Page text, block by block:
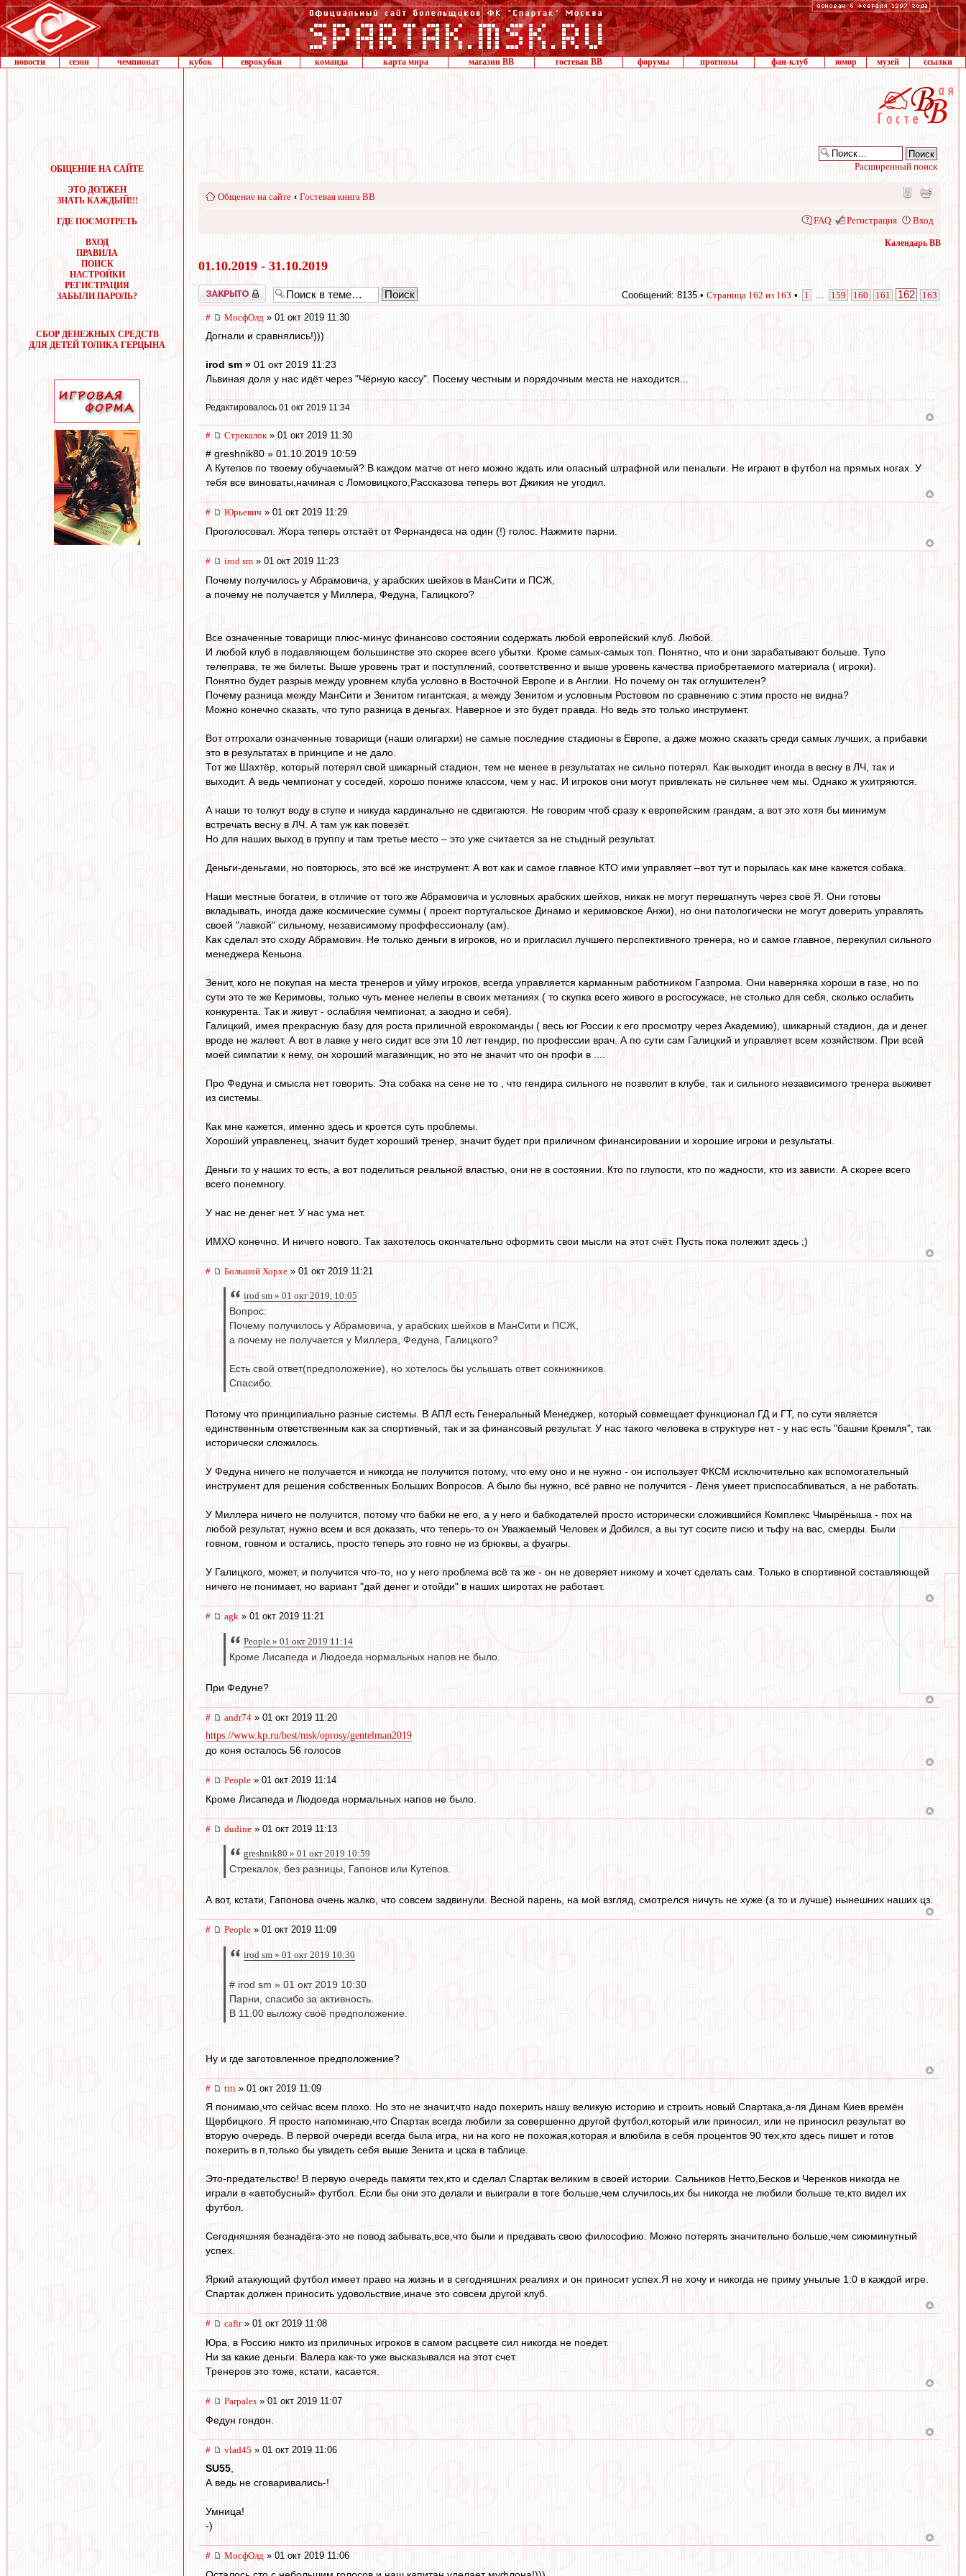
новости сезон чемпионат кубок еврокубки команда карта мира магазин ВВ гостевая ВВ форумы прогнозы фан-клуб юмор музей ссылки
ОБЩЕНИЕ НА САЙТЕ
ЭТО ДОЛЖЕН
ЗНАТЬ КАЖДЫЙ!!!
ГДЕ ПОСМОТРЕТЬ
ВХОД
ПРАВИЛА
ПОИСК
НАСТРОЙКИ
РЕГИСТРАЦИЯ
ЗАБЫЛИ ПАРОЛЬ?
СБОР ДЕНЕЖНЫХ СРЕДСТВ
ДЛЯ ДЕТЕЙ ТОЛИКА ГЕРЦЫНА
Расширенный поиск
Общение на сайте ‹ Гостевая книга ВВ
FAQ Регистрация Вход
Календарь ВВ
01.10.2019 - 31.10.2019
Закрыто Сообщений: 8135 • Страница 162 из 163 • 1 159 160 161 162 163
# МосфОлд » 01 окт 2019 11:30
Догнали и сравнялись!)))
irod sm » 01 окт 2019 11:23
Львиная доля у нас идёт через "Чёрную кассу". Посему честным и порядочным места не находится...
Редактировалось 01 окт 2019 11:34
# Стрекалок » 01 окт 2019 11:30
# greshnik80 » 01.10.2019 10:59
А Кутепов по твоему обучаемый? В каждом матче от него можно ждать или опасный штрафной или пенальти. Не играют в футбол на прямых ногах. У
тебя все виноваты,начиная с Ломовицкого,Рассказова теперь вот Джикия не угодил.
# Юрьевич » 01 окт 2019 11:29
Проголосовал. Жора теперь отстаёт от Фернандеса на один (!) голос. Нажмите парни.
# irod sm » 01 окт 2019 11:23
Почему получилось у Абрамовича, у арабских шейхов в МанСити и ПСЖ,
а почему не получается у Миллера, Федуна, Галицкого?
Все означенные товарищи плюс-минус финансово состоянии содержать любой европейский клуб. Любой.
И любой клуб в подавляющем большинстве это скорее всего убытки. Кроме самых-самых топ. Понятно, что и они зарабатывают больше. Тупо
телеправа, те же билеты. Выше уровень трат и поступлений, соответственно и выше уровень качества приобретаемого материала ( игроки).
Понятно будет разрыв между уровнем клуба условно в Восточной Европе и в Англии. Но почему он так оглушителен?
Почему разница между МанСити и Зенитом гигантская, а между Зенитом и условным Ростовом по сравнению с этим просто не видна?
Можно конечно сказать, что тупо разница в деньгах. Наверное и это будет правда. Но ведь это только инструмент.
Вот отгрохали означенные товарищи (наши олигархи) не самые последние стадионы в Европе, а даже можно сказать среди самых лучших, а прибавки
это в результатах в принципе и не дало.
Тот же Шахтёр, который потерял свой шикарный стадион, тем не менее в результатах не сильно потерял. Как выходит иногда в весну в ЛЧ, так и
выходит. А ведь чемпионат у соседей, хорошо пониже классом, чем у нас. И игроков они могут привлекать не сильнее чем мы. Однако ж ухитряются.
А наши то толкут воду в ступе и никуда кардинально не сдвигаются. Не говорим чтоб сразу к европейским грандам, а вот это хотя бы минимум
встречать весну в ЛЧ. А там уж как повезёт.
Но для наших выход в группу и там третье место – это уже считается за не стыдный результат.
Деньги-деньгами, но повторюсь, это всё же инструмент. А вот как и самое главное КТО ими управляет –вот тут и порылась как мне кажется собака.
Наши местные богатеи, в отличие от того же Абрамовича и условных арабских шейхов, никак не могут перешагнуть через своё Я. Они готовы
вкладывать, иногда даже космические суммы ( проект португальское Динамо и керимовское Анжи), но они патологически не могут доверить управлять
своей "лавкой" сильному, независимому проффессионалу (ам).
Как сделал это сходу Абрамович. Не только деньги в игроков, но и пригласил лучшего перспективного тренера, но и самое главное, перекупил сильного
менеджера Кеньона.
Зенит, кого не покупая на места тренеров и уйму игроков, всегда управляется карманным работником Газпрома. Они наверняка хороши в газе, но по
сути это те же Керимовы, только чуть менее нелепы в своих метаниях ( то скупка всего живого в росгосужасе, не столько для себя, сколько ослабить
конкурента. Так и живут - ослабляя чемпионат, а заодно и себя).
Галицкий, имея прекрасную базу для роста приличной еврокоманды ( весь юг России к его просмотру через Академию), шикарный стадион, да и денег
вроде не жалеет. А вот в лавке у него сидит все эти 10 лет гендир, по профессии врач. А по сути сам Галицкий и управляет всем хозяйством. При всей
моей симпатии к нему, он хороший магазинщик, но это не значит что он профи в ....
Про Федуна и смысла нет говорить. Эта собака на сене не то , что гендира сильного не позволит в клубе, так и сильного независимого тренера выживет
из системы.
Как мне кажется, именно здесь и кроется суть проблемы.
Хороший управленец, значит будет хороший тренер, значит будет при приличном финансировании и хорошие игроки и результаты.
Деньги то у наших то есть, а вот поделиться реальной властью, они не в состоянии. Кто по глупости, кто по жадности, кто из зависти. А скорее всего
всего понемногу.
У нас не денег нет. У нас ума нет.
ИМХО конечно. И ничего нового. Так захотелось окончательно оформить свои мысли на этот счёт. Пусть пока полежит здесь ;)
# Большой Хорхе » 01 окт 2019 11:21
irod sm » 01 окт 2019, 10:05
Вопрос:
Почему получилось у Абрамовича, у арабских шейхов в МанСити и ПСЖ,
а почему не получается у Миллера, Федуна, Галицкого?
Есть свой ответ(предположение), но хотелось бы услышать ответ сокнижников.
Спасибо.
Потому что принципиально разные системы. В АПЛ есть Генеральный Менеджер, который совмещает функционал ГД и ГТ, по сути является
единственным ответственным как за спортивный, так и за финансовый результат. У нас такого человека в структуре нет - у нас есть "башни Кремля", так
исторически сложилось.
У Федуна ничего не получается и никогда не получится потому, что ему оно и не нужно - он использует ФКСМ исключительно как вспомогательный
инструмент для решения собственных Больших Вопросов. А было бы нужно, всё равно не получится - Лёня умеет приспосабливаться, а не работать.
У Миллера ничего не получится, потому что бабки не его, а у него и бабкодателей просто исторически сложившийся Комплекс Чмырёныша - пох на
любой результат, нужно всем и вся доказать, что теперь-то он Уважаемый Человек и Добился, а вы тут сосите писю и тьфу на вас, смерды. Были
говном, говном и остались, просто теперь это говно не из брюквы, а фуагры.
У Галицкого, может, и получится что-то, но у него проблема всё та же - он не доверяет никому и хочет сделать сам. Только в спортивной составляющей
ничего не понимает, но вариант "дай денег и отойди" в наших широтах не работает.
# agk » 01 окт 2019 11:21
People » 01 окт 2019 11:14
Кроме Лисапеда и Людоеда нормальных напов не было.
При Федуне?
# andr74 » 01 окт 2019 11:20
https://www.kp.ru/best/msk/oprosy/gentelman2019
до коня осталось 56 голосов
# People » 01 окт 2019 11:14
Кроме Лисапеда и Людоеда нормальных напов не было.
# dudine » 01 окт 2019 11:13
greshnik80 » 01 окт 2019 10:59
Стрекалок, без разницы, Гапонов или Кутепов.
А вот, кстати, Гапонова очень жалко, что совсем задвинули. Весной парень, на мой взгляд, смотрелся ничуть не хуже (а то и лучше) нынешних наших цз.
# People » 01 окт 2019 11:09
irod sm » 01 окт 2019 10:30
# irod sm » 01 окт 2019 10:30
Парни, спасибо за активность.
В 11.00 выложу своё предположение.
Ну и где заготовленное предположение?
# titi » 01 окт 2019 11:09
Я понимаю,что сейчас всем плохо. Но это не значит,что надо похерить нашу великую историю и строить новый Спартака,а-ля Динам Киев времён
Щербицкого. Я просто напоминаю,что Спартак всегда любили за совершенно другой футбол,который или приносил, или не приносил результат во
вторую очередь. В первой очереди всегда была игра, ни на кого не похожая,которая и влюбила в себя процентов 90 тех,кто здесь пишет и готов
похерить в п,только бы увидеть себя выше Зенита и цска в таблице.
Это-предательство! В первую очередь памяти тех,кто и сделал Спартак великим в своей истории. Сальников Нетто,Бесков и Черенков никогда не
играли в «автобусный» футбол. Если бы они это делали и выиграли в тоге больше,чем случилось,их бы никогда не любили больше те,кто видел их
футбол.
Сегодняшняя безнадёга-это не повод забывать,все,что были и предавать свою философию. Можно потерять значительно больше,чем сиюминутный
успех.
Яркий атакующий футбол имеет право на жизнь и в сегодняшних реалиях и он приносит успех.Я не хочу и никогда не приму унылые 1:0 в каждой игре.
Спартак должен приносить удовольствие,иначе это совсем другой клуб.
# cafir» 01 окт 2019 11:08
Юра, в Россию никто из приличных игроков в самом расцвете сил никогда не поедет.
Ни за какие деньги. Валера как-то уже высказывался на этот счет.
Тренеров это тоже, кстати, касается.
# Parpales » 01 окт 2019 11:07
Федун гондон.
# vlad45 » 01 окт 2019 11:06
SU55,
А ведь не сговаривались-!
Умница!
-)
# МосфОлд » 01 окт 2019 11:06